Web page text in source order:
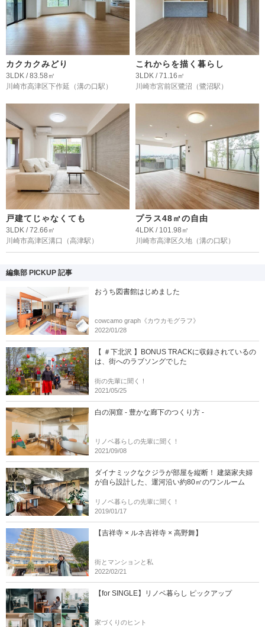
カクカクみどり
3LDK / 83.58㎡
川崎市高津区下作延 （溝の口駅）
これからを描く暮らし
3LDK / 71.16㎡
川崎市宮前区鷺沼 （鷺沼駅）
戸建てじゃなくても
3LDK / 72.66㎡
川崎市高津区溝口
（高津駅）
プラス48㎡の自由
4LDK / 101.98㎡
川崎市高津区久地 （溝の口駅）
編集部 PICKUP 記事
おうち図書館はじめました
cowcamo graph《カウカモグラフ》
2022/01/28
【 ＃下北沢 】BONUS TRACKに収録されているの
は、街へのラブソングでした
街の先輩に聞く！
2021/05/25
白の洞窟 - 豊かな廊下のつくり方 -
リノベ暮らしの先輩に聞く！
2021/09/08
ダイナミックなクジラが部屋を縦断！ 建築家夫婦
が自ら設計した、運河沿い約80㎡のワンルーム
リノベ暮らしの先輩に聞く！
2019/01/17
【吉祥寺 × ルネ吉祥寺 × 高野舞】
街とマンションと私
2022/02/21
【for SINGLE】リノベ暮らし ピックアップ
家づくりのヒント